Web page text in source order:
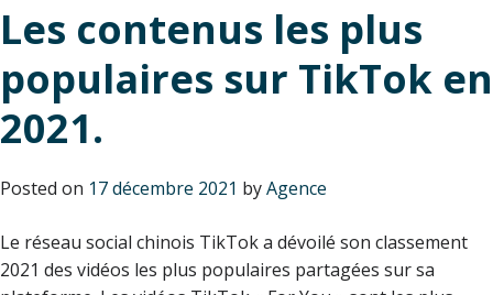
Les contenus les plus
populaires sur TikTok en
2021.
Posted on 17 décembre 2021 byAgence
Le réseau social chinois TikTok a dévoilé son classement
2021 des vidéos les plus populaires partagées sur sa